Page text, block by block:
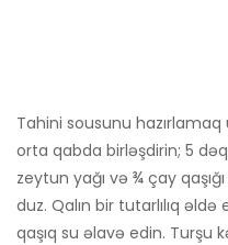
Tahini sousunu
orta qabda birləşdirin; 5
zeytun yağı və ¾ çay
duz. Qalın bir tutarlılıq
qaşıq su əlavə edin. Turşu